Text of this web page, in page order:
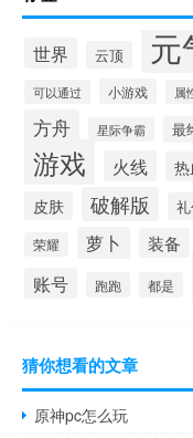
世界 云顶 元
可以通过 小游戏 属
方舟 星际争霸 最
游戏 火线
皮肤 破解版
荣耀 萝卜 装备
账号 跑跑 都是
猜你想看的文章
原神pc怎么玩